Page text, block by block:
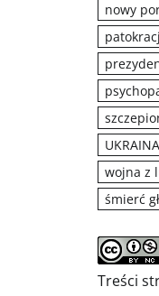
nowy
UKRAINA
wojna z
śmierć
Treści